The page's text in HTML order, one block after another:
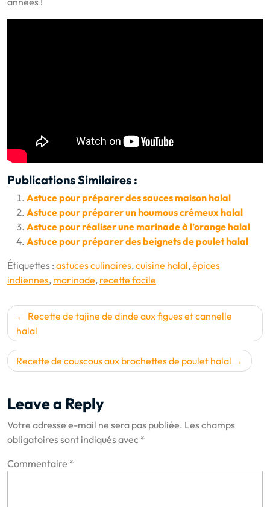
Publications Similaires :
Astuce pour préparer des sauces maison halal
Astuce pour préparer un houmous crémeux halal
Astuce pour réaliser une marinade à l’orange halal
Astuce pour préparer des beignets de poulet halal
Étiquettes : astuces culinaires, cuisine halal, épices
indiennes, marinade, recette facile
Navigation
de
l’article
Recette de tajine de dinde aux figues et cannelle
halal
Recette de couscous aux brochettes de poulet halal
Leave a Reply
Votre adresse e-mail ne sera pas publiée. Les champs
obligatoires sont indiqués avec *
Commentaire *